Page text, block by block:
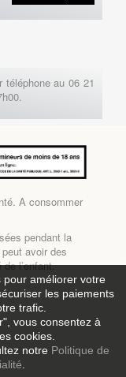
au 06 21
pour améliorer votre
les paiements
trafic.
vous consentez à
cookies.
notre Politique de
A consommer
pendant la
avoir des
l’enfant.